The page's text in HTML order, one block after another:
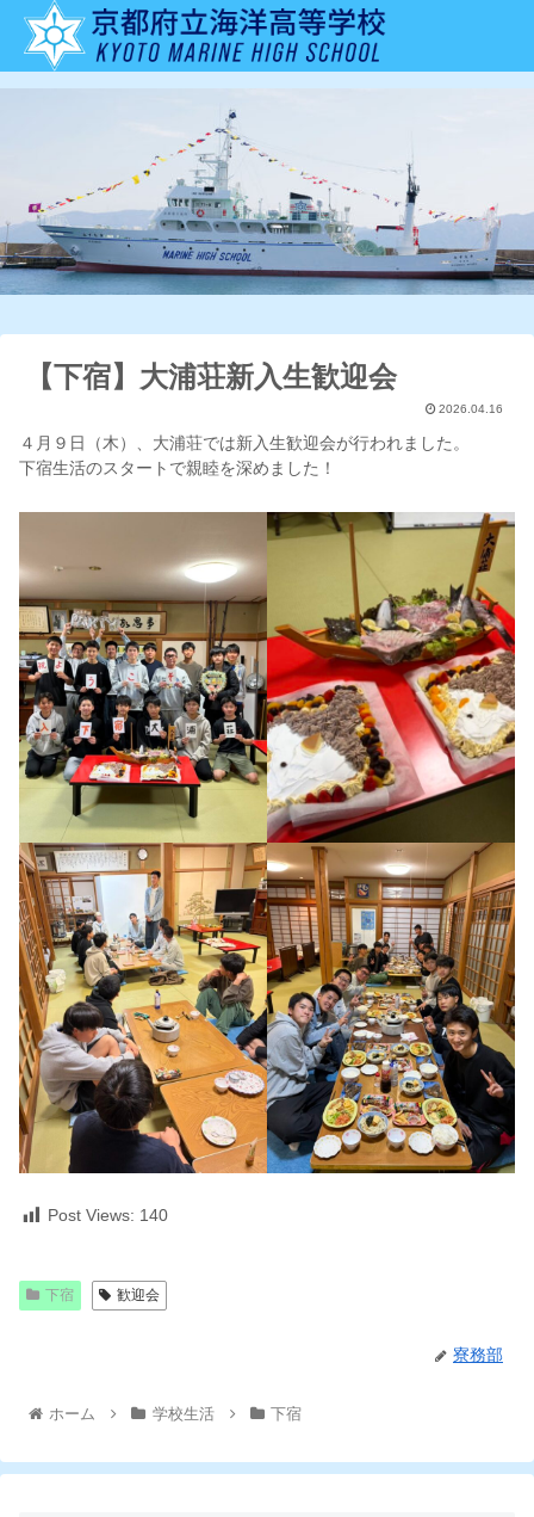
【下宿】大浦荘新入生歓迎会
2026.04.16
４月９日（木）、大浦荘では新入生歓迎会が行われました。
下宿生活のスタートで親睦を深めました！
Post Views: 140
下宿 歓迎会
寮務部
ホーム 学校生活 下宿